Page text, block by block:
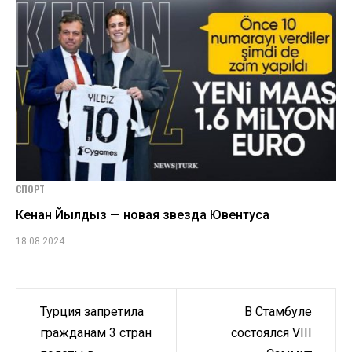
СПОРТ
Кенан Йылдыз — новая звезда Ювентуса
18.08.2024
Навигация
Турция запретила
гражданам 3 стран
В Стамбуле
состоялся VIII